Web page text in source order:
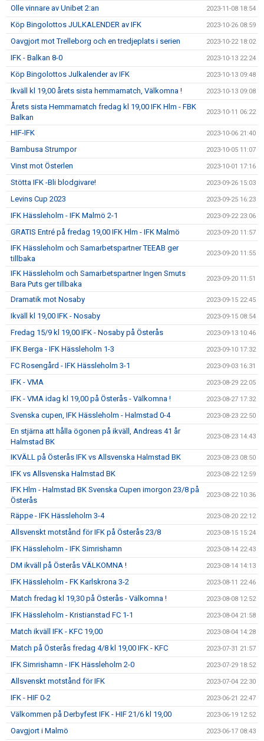
Olle vinnare av Unibet 2:an 2023-11-08 18:54
Köp Bingolottos JULKALENDER av IFK 2023-10-26 08:59
Oavgjort mot Trelleborg och en tredjeplats i serien 2023-10-22 18:02
IFK - Balkan 8-0 2023-10-13 22:24
Köp Bingolottos Julkalender av IFK 2023-10-13 09:48
Ikväll kl 19,00 årets sista hemmamatch, Välkomna ! 2023-10-13 09:08
Årets sista Hemmamatch fredag kl 19,00 IFK Hlm - FBK
Balkan
2023-10-11 06:22
HIF-IFK 2023-10-06 21:40
Bambusa Strumpor 2023-10-05 11:07
Vinst mot Österlen 2023-10-01 17:16
Stötta IFK -Bli blodgivare! 2023-09-26 15:03
Levins Cup 2023 2023-09-25 16:23
IFK Hässleholm - IFK Malmö 2-1 2023-09-22 23:06
GRATIS Entré på fredag 19,00 IFK Hlm - IFK Malmö 2023-09-20 11:57
IFK Hässleholm och Samarbetspartner TEEAB ger
tillbaka
2023-09-20 11:55
IFK Hässleholm och Samarbetspartner Ingen Smuts
Bara Puts ger tillbaka
2023-09-20 11:51
Dramatik mot Nosaby 2023-09-15 22:45
Ikväll kl 19,00 IFK - Nosaby 2023-09-15 08:54
Fredag 15/9 kl 19,00 IFK - Nosaby på Österås 2023-09-13 10:46
IFK Berga - IFK Hässleholm 1-3 2023-09-10 17:32
FC Rosengård - IFK Hässleholm 3-1 2023-09-03 16:31
IFK - VMA 2023-08-29 22:05
IFK - VMA idag kl 19,00 på Österås - Välkomna ! 2023-08-27 17:32
Svenska cupen, IFK Hässleholm - Halmstad 0-4 2023-08-23 22:50
En stjärna att hålla ögonen på ikväll, Andreas 41 år
Halmstad BK
2023-08-23 14:43
IKVÄLL på Österås IFK vs Allsvenska Halmstad BK 2023-08-23 08:50
IFK vs Allsvenska Halmstad BK 2023-08-22 12:59
IFK Hlm - Halmstad BK Svenska Cupen imorgon 23/8 på
Österås
2023-08-22 10:36
Räppe - IFK Hässleholm 3-4 2023-08-20 22:12
Allsvenskt motstånd för IFK på Österås 23/8 2023-08-15 15:24
IFK Hässleholm - IFK Simrishamn 2023-08-14 22:43
DM ikväll på Österås VÄLKOMNA ! 2023-08-14 14:13
IFK Hässleholm - FK Karlskrona 3-2 2023-08-11 22:46
Match fredag kl 19,30 på Österås - Välkomna ! 2023-08-08 12:52
IFK Hässleholm - Kristianstad FC 1-1 2023-08-04 21:58
Match ikväll IFK - KFC 19,00 2023-08-04 14:28
Match på Österås fredag 4/8 kl 19,00 IFK - KFC 2023-07-31 21:57
IFK Simrishamn - IFK Hässleholm 2-0 2023-07-29 18:52
Allsvenskt motstånd för IFK 2023-07-04 22:30
IFK - HIF 0-2 2023-06-21 22:47
Välkommen på Derbyfest IFK - HIF 21/6 kl 19,00 2023-06-19 12:52
Oavgjort i Malmö 2023-06-17 08:43